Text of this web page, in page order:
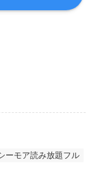
ーモア読み放題フル